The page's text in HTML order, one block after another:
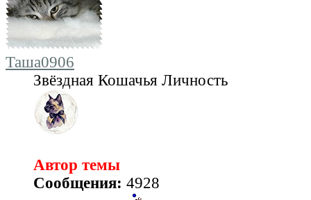
Таша0906
Звёздная Кошачья Личность
Автор темы
Сообщения: 4928